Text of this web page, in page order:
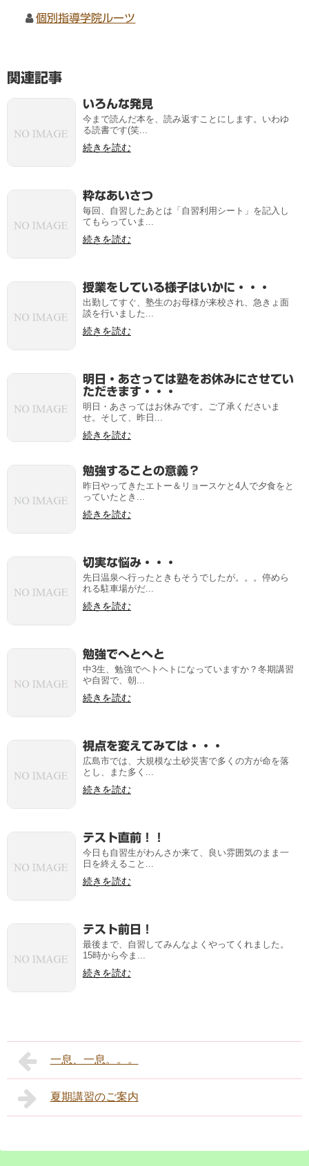
個別指導学院ルーツ
関連記事
いろんな発見
今まで読んだ本を、読み返すことにします。いわゆ
る読書です(笑...
続きを読む
粋なあいさつ
毎回、自習したあとは「自習利用シート」を記入し
てもらっていま...
続きを読む
授業をしている様子はいかに・・・
出勤してすぐ、塾生のお母様が来校され、急きょ面
談を行いました...
続きを読む
明日・あさっては塾をお休みにさせてい
ただきます・・・
明日・あさってはお休みです。ご了承くださいま
せ。そして、昨日...
続きを読む
勉強することの意義？
昨日やってきたエトー＆リョースケと4人で夕食をと
っていたとき...
続きを読む
切実な悩み・・・
先日温泉へ行ったときもそうでしたが。。。停めら
れる駐車場がだ...
続きを読む
勉強でへとへと
中3生、勉強でヘトヘトになっていますか？冬期講習
や自習で、朝...
続きを読む
視点を変えてみては・・・
広島市では、大規模な土砂災害で多くの方が命を落
とし、また多く...
続きを読む
テスト直前！！
今日も自習生がわんさか来て、良い雰囲気のまま一
日を終えること...
続きを読む
テスト前日！
最後まで、自習してみんなよくやってくれました。
15時から今ま...
続きを読む
一息、一息。。。
夏期講習のご案内